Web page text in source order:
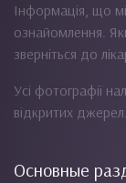
Інформація, що
ознайомлення.
зверніться до
Усі фотографії
відкритих джерел.
Основные